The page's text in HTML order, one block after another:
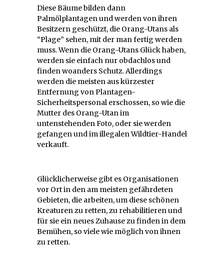
Diese Bäume bilden dann
Palmölplantagen und werden von ihren
Besitzern geschützt, die Orang-Utans als
“Plage” sehen, mit der man fertig werden
muss. Wenn die Orang-Utans Glück haben,
werden sie einfach nur obdachlos und
finden woanders Schutz. Allerdings
werden die meisten aus kürzester
Entfernung von Plantagen-
Sicherheitspersonal erschossen, so wie die
Mutter des Orang-Utan im
untenstehenden Foto, oder sie werden
gefangen und im illegalen Wildtier-Handel
verkauft.
Glücklicherweise gibt es Organisationen
vor Ort in den am meisten gefährdeten
Gebieten, die arbeiten, um diese schönen
Kreaturen zu retten, zu rehabilitieren und
für sie ein neues Zuhause zu finden in dem
Bemühen, so viele wie möglich von ihnen
zu retten.